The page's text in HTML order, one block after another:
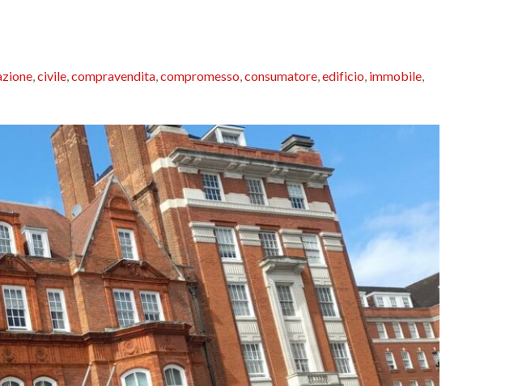
,civile,compravendita,compromesso,consumatore,edificio, immobile,